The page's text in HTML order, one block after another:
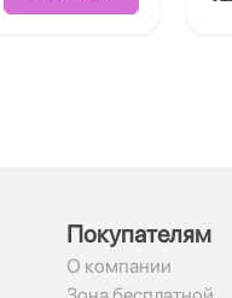
Покупателям
О компании